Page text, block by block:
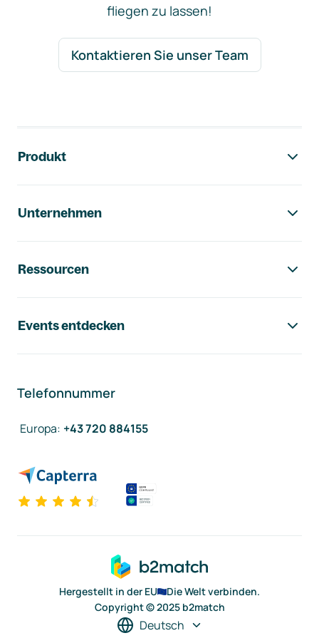
fliegen zu lassen!
Kontaktieren Sie unser Team
Produkt
Unternehmen
Ressourcen
Events entdecken
Telefonnummer
Europa: +43 720 884155
Hergestellt in der EU
Die Welt verbinden.
Copyright © 2025 b2match
Deutsch